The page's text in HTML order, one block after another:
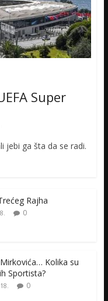
Super
jebi ga šta da se radi.
Rajha
0
Kolika su
Sportista?
0